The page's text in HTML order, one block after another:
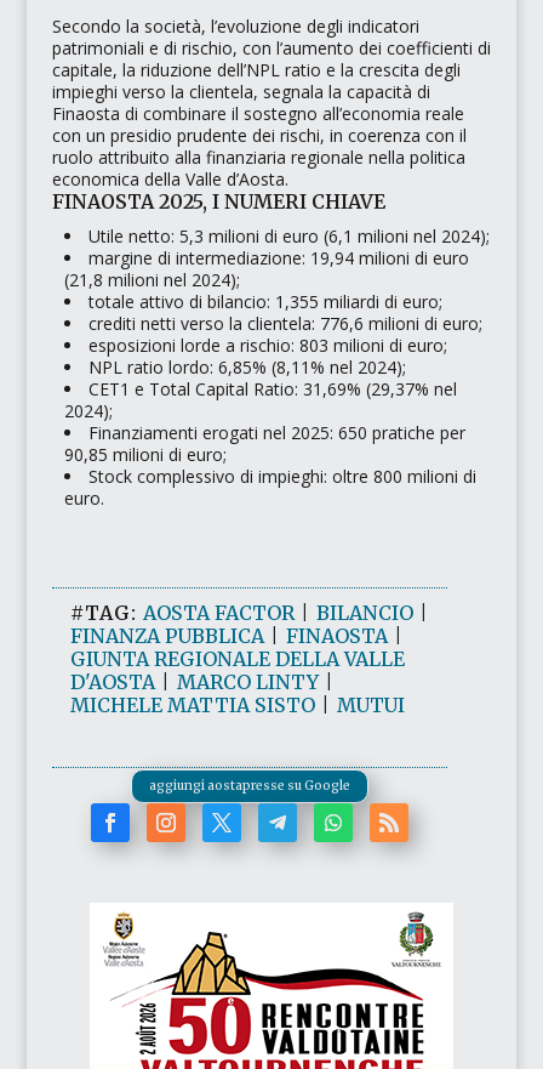
Secondo la società, l’evoluzione degli indicatori
patrimoniali e di rischio, con l’aumento dei coefficienti di
capitale, la riduzione dell’NPL ratio e la crescita degli
impieghi verso la clientela, segnala la capacità di
Finaosta di combinare il sostegno all’economia reale
con un presidio prudente dei rischi, in coerenza con il
ruolo attribuito alla finanziaria regionale nella politica
economica della Valle d’Aosta.
FINAOSTA 2025, I NUMERI CHIAVE
Utile netto: 5,3 milioni di euro (6,1 milioni nel 2024);
margine di intermediazione: 19,94 milioni di euro
(21,8 milioni nel 2024);
totale attivo di bilancio: 1,355 miliardi di euro;
crediti netti verso la clientela: 776,6 milioni di euro;
esposizioni lorde a rischio: 803 milioni di euro;
NPL ratio lordo: 6,85% (8,11% nel 2024);
CET1 e Total Capital Ratio: 31,69% (29,37% nel
2024);
Finanziamenti erogati nel 2025: 650 pratiche per
90,85 milioni di euro;
Stock complessivo di impieghi: oltre 800 milioni di
euro.
#TAG: AOSTA FACTOR| BILANCIO|
FINANZA PUBBLICA| FINAOSTA|
GIUNTA REGIONALE DELLA VALLE
D'AOSTA| MARCO LINTY|
MICHELE MATTIA SISTO| MUTUI
aggiungi aostapresse su Google